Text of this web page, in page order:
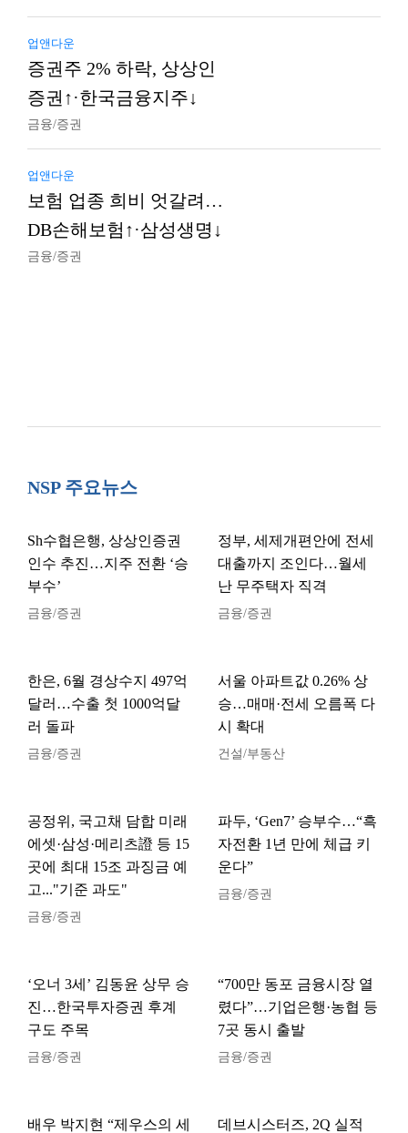
업앤다운
증권주 2% 하락, 상상인
증권↑·한국금융지주↓
금융/증권
업앤다운
보험 업종 희비 엇갈려…
DB손해보험↑·삼성생명↓
금융/증권
NSP 주요뉴스
Sh수협은행, 상상인증권
인수 추진…지주 전환 ‘승
부수’
금융/증권
정부, 세제개편안에 전세
대출까지 조인다…월세
난 무주택자 직격
금융/증권
한은, 6월 경상수지 497억
달러…수출 첫 1000억달
러 돌파
금융/증권
서울 아파트값 0.26% 상
승…매매·전세 오름폭 다
시 확대
건설/부동산
공정위, 국고채 담합 미래
에셋·삼성·메리츠證 등 15
곳에 최대 15조 과징금 예
고..."기준 과도"
금융/증권
파두, ‘Gen7’ 승부수…“흑
자전환 1년 만에 체급 키
운다”
금융/증권
‘오너 3세’ 김동윤 상무 승
진…한국투자증권 후계
구도 주목
금융/증권
“700만 동포 금융시장 열
렸다”…기업은행·농협 등
7곳 동시 출발
금융/증권
배우 박지현 “제우스의 세
데브시스터즈, 2Q 실적